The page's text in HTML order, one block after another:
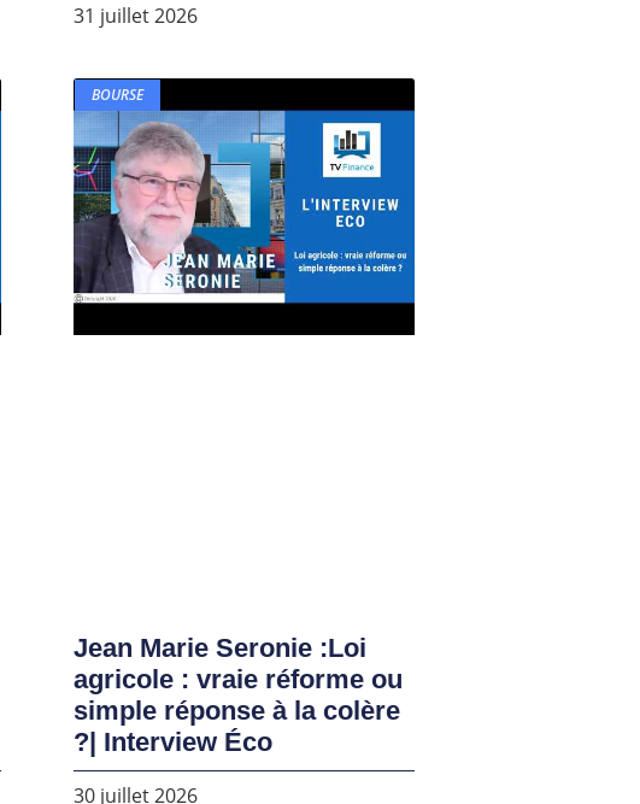
31 juillet 2026
BOURSE
Jean Marie Seronie :Loi
agricole : vraie réforme ou
simple réponse à la colère
?| Interview Éco
30 juillet 2026